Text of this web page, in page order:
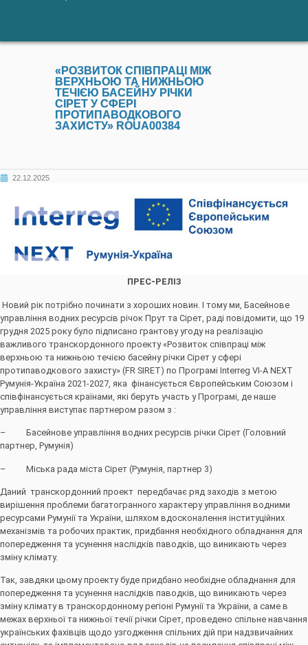
«РОЗВИТОК СПІВПРАЦІ МІЖ
ВЕРХНЬОЮ ТА НИЖНЬОЮ
ТЕЧІЄЮ БАСЕЙНУ РІЧКИ
СІРЕТ У СФЕРІ
ПРОТИПАВОДКОВОГО
ЗАХИСТУ» ROUA00384
22.12.2025
ПРЕС-РЕЛІЗ
Новий рік потрібно починати з хороших новин. І тому ми, Басейнове
управління водних ресурсів річок Прут та Сірет, раді повідомити, що 19
грудня 2025 року було підписано грантову угоду на реалізацію
важливого транскордонного проекту «Розвиток співпраці між
верхньою та нижньою течією басейну річки Сірет у сфері
протипаводкового захисту» (FR SIRET) по Програмі Interreg VI-A NEXT
Румунія-Україна 2021-2027, яка фінансується Європейським Союзом і
співфінансується країнами, які беруть участь у Програмі, де наше
управління виступає партнером разом з :
– Басейнове управління водних ресурсів річки Сірет (Головний
партнер, Румунія)
– Міська рада міста Сірет (Румунія, партнер 3)
Даний транскордонний проект передбачає ряд заходів з метою
вирішення проблеми багатогранного характеру управління водними
ресурсами Румунії та України, шляхом вдосконалення інституційних
механізмів та робочих практик, придбання необхідного обладнання для
попередження та усунення наслідків паводків, що виникають через
зміну клімату.
Так, завдяки цьому проекту буде придбано необхідне обладнання для
попередження та усунення наслідків паводків, що виникають через
зміну клімату в транскордонному регіоні Румунії та України, а саме в
межах верхньої та нижньої течії річки Сірет, проведено спільне навчання
українських фахівців щодо узгодження спільних дій при надзвичайних